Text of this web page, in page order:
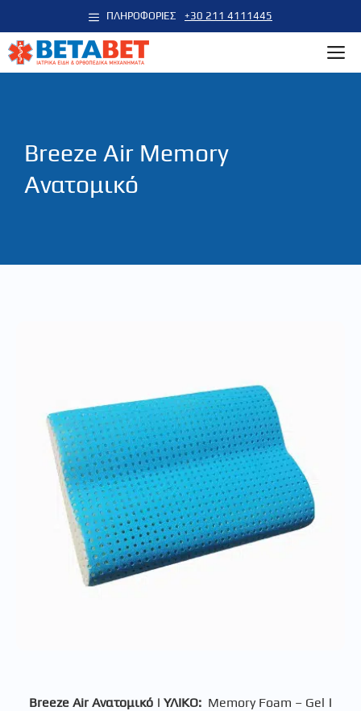
σε
περιεχόμενο
+30 211 4111445
ΠΛΗΡΟΦΟΡΙΕΣ
Breeze Air Memory
Ανατομικό
Breeze Air Ανατομικό | ΥΛΙΚΟ: Memory Foam – Gel |